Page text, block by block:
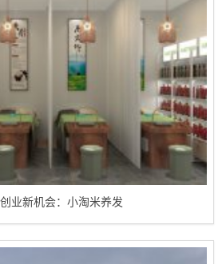
业新机会：小淘米养发